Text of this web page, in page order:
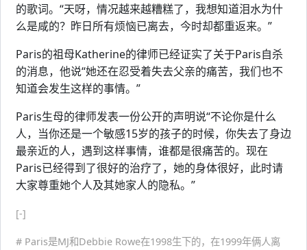
的歌词。“天呀，情况越来越糟糕了，我想知道泪水为什
么是咸的？昨日所有烦恼已离去，今时却都重返来。”
Paris的祖母Katherine的律师已经证实了关于Paris自杀
的消息，他说“她还在忍受着失去父亲的痛苦，我们也不
知道会发生这样的事情。”
Paris生母的律师发表一份公开的声明说“不论你是什么
人，当你还是一个敏感15岁的孩子的时候，你失去了身边
最亲近的人，遇到这样事情，谁都是很痛苦的。现在
Paris已经得到了很好的治疗了，她的身体很好，此时请
大家尊重她个人及其她家人的隐私。”
[-]
# Paris是MJ和Debbie Rowe在1998生下的，在1999年俩人离